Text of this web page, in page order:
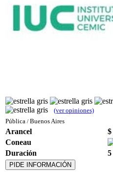
(ver opiniones)
Pública / Buenos Aires
Arancel
$
Coneau
Duración
5
PIDE INFORMACIÓN